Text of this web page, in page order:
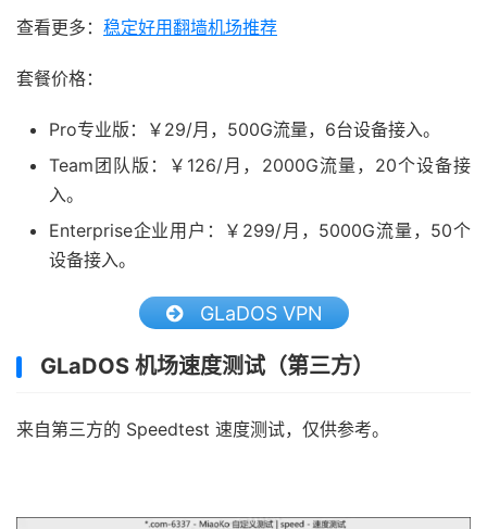
查看更多： 稳定好用翻墙机场推荐
套餐价格：
Pro专业版：￥29/月，500G流量，6台设备接入。
Team团队版：￥126/月，2000G流量，20个设备接
入。
Enterprise企业用户：￥299/月，5000G流量，50个
设备接入。
GLaDOS VPN
GLaDOS 机场速度测试（第三方）
来自第三方的 Speedtest 速度测试，仅供参考。